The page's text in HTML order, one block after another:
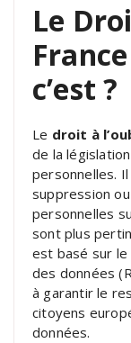
Le
c’est ?
Le droit à
de la
personnelles.
suppression
personnelles
sont plus
est basé sur
des données
à garantir le
citoyens
données.